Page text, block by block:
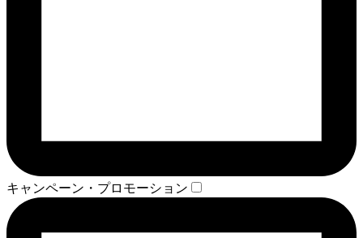
キャンペーン・プロモーション